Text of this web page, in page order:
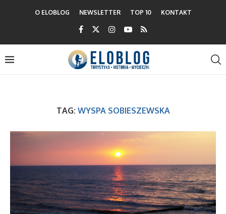
O ELOBLOG NEWSLETTER TOP 10 KONTAKT
TAG: WYSPA SOBIESZEWSKA